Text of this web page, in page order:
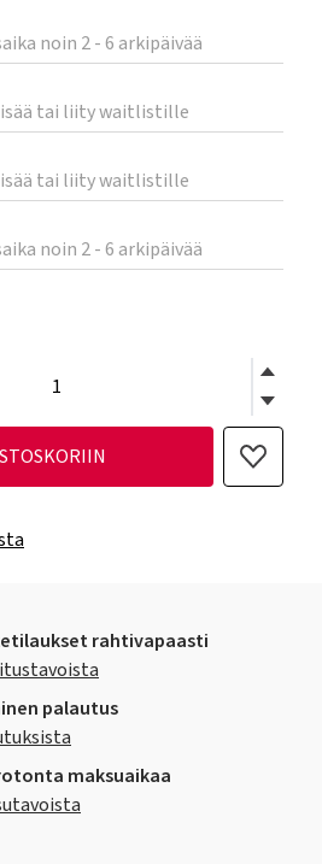
noin 2 - 6 arkipäivää
tai liity waitlistille
tai liity waitlistille
noin 2 - 6 arkipäivää
rahtivapaasti
palautus
maksuaikaa